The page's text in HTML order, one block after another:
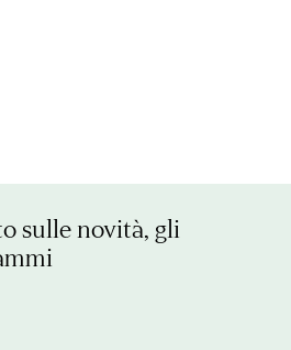
sulle novità, gli